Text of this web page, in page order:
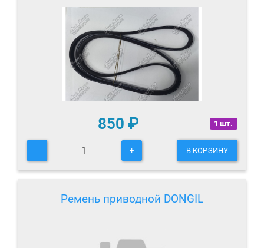
1 шт.
850 ₽
- + В КОРЗИНУ
Ремень приводной DONGIL